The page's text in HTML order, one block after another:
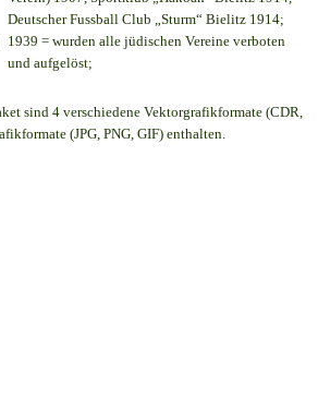
Deutscher Fussball Club „Sturm“ Bielitz 1914;
1939 = wurden alle jüdischen Vereine verboten
und aufgelöst;
sind 4 verschiedene Vektorgrafikformate (CDR,
(JPG, PNG, GIF) enthalten.